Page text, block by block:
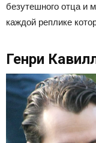
безутешного отца и
каждой реплике
Генри